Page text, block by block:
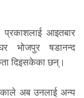
प्रकाशलाई आइतबार
भोजपुर षडानन्द
दिइसकेका छन्।
अब उनलाई अन्य